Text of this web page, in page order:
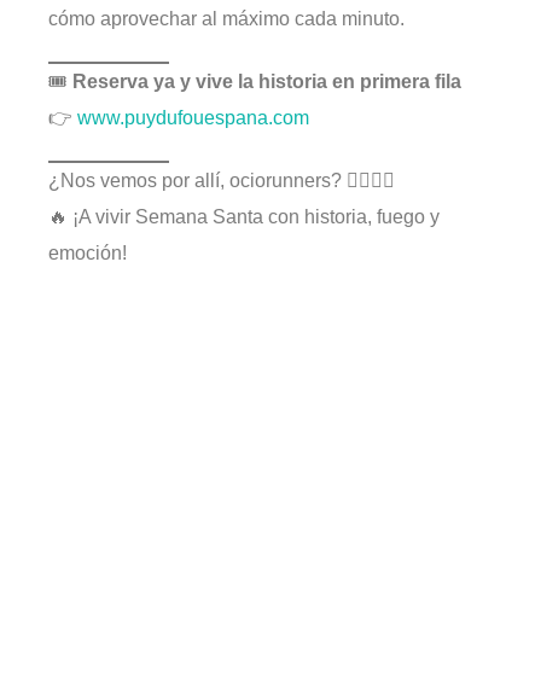
cómo aprovechar al máximo cada minuto.
🎟️ Reserva ya y vive la historia en primera fila
👉 www.puydufouespana.com
¿Nos vemos por allí, ociorunners? 🏃‍♂️🏃‍♀️
🔥 ¡A vivir Semana Santa con historia, fuego y
emoción!